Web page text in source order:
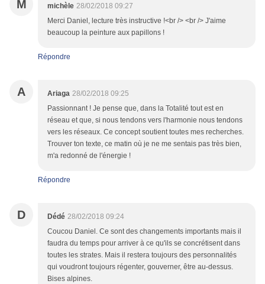
M michèle 28/02/2018 09:27
Merci Daniel, lecture très instructive !<br /> <br /> J'aime
beaucoup la peinture aux papillons !
Répondre
A Ariaga 28/02/2018 09:25
Passionnant ! Je pense que, dans la Totalité tout est en
réseau et que, si nous tendons vers l'harmonie nous tendons
vers les réseaux. Ce concept soutient toutes mes recherches.
Trouver ton texte, ce matin où je ne me sentais pas très bien,
m'a redonné de l'énergie !
Répondre
D Dédé 28/02/2018 09:24
Coucou Daniel. Ce sont des changements importants mais il
faudra du temps pour arriver à ce qu'ils se concrétisent dans
toutes les strates. Mais il restera toujours des personnalités
qui voudront toujours régenter, gouverner, être au-dessus.
Bises alpines.